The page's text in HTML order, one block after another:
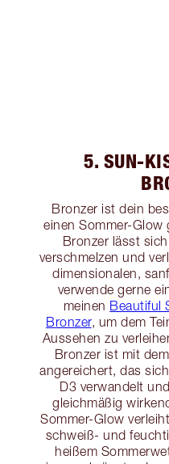
5. SUN-
Bronzer ist dein
einen Sommer-Glow
Bronzer lässt
verschmelzen und
dimensionalen,
verwende gerne
meinen Beautiful
Bronzer, um dem
Aussehen zu
Bronzer ist mit
angereichert, das
D3 verwandelt
gleichmäßig
Sommer-Glow
schweiß- und
heißem